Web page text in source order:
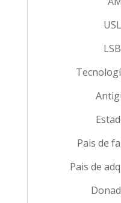
Pais de
Pais de